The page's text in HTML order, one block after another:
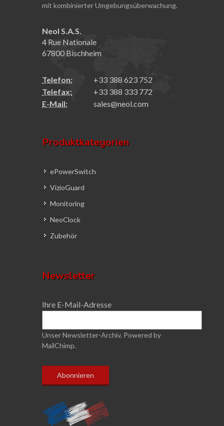
mit kombinierter Umgebungsüberwachung.
Neol S.A.S.
4 Rue Nationale
67800 Bischheim
Telefon:
+33 388 623 752
Telefax:
+33 388 333 772
E-Mail:
sales@neol.com
Produktkategorien
ePowerSwitch
VizioGuard
Monitoring
NeoClock
Zubehör
Newsletter
Ihre E-Mail-Adresse
Unser Newsletter-Archiv. Powered by
MailChimp.